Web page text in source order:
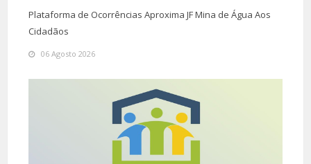
Plataforma de Ocorrências Aproxima JF Mina de Água Aos
Cidadãos
06 Agosto 2026